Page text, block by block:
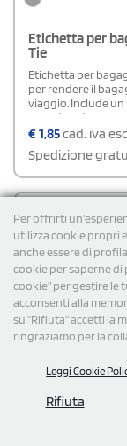
Per offrirti
utilizza cookie propri
anche essere di
cookie per saperne di
cookie” per gestire le
acconsenti alla
su "Rifiuta" accetti la
ringraziamo per la
Leggi Cookie
Rifiuta
Etichetta per
Tie
Etichetta per
per rendere il
viaggio. Include
copertura
Essenziale,
€1,85cad. iva
Spedizione